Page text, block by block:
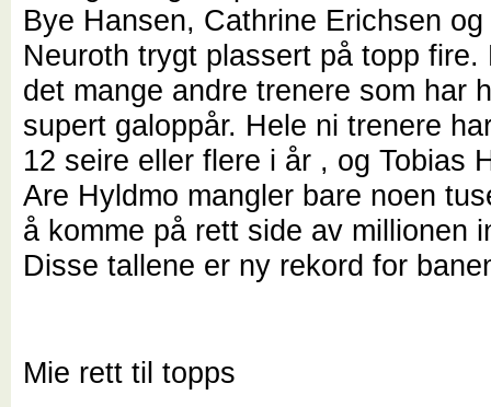
Bye Hansen, Cathrine Erichsen og
Neuroth trygt plassert på topp fire.
det mange andre trenere som har
supert galoppår. Hele ni trenere
12 seire eller flere i år , og Tobias
Are Hyldmo mangler bare noen
å komme på rett side av millionen
Disse tallene er ny rekord for
Mie rett til topps